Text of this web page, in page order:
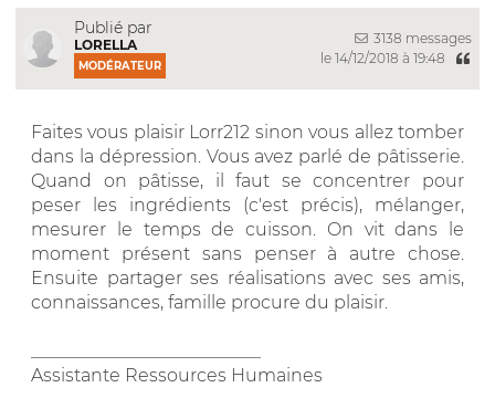
Publié par
LORELLA
MODÉRATEUR
3138 messages
le 14/12/2018 à 19:48
Faites vous plaisir Lorr212 sinon vous allez tomber
dans la dépression. Vous avez parlé de pâtisserie.
Quand on pâtisse, il faut se concentrer pour
peser les ingrédients (c'est précis), mélanger,
mesurer le temps de cuisson. On vit dans le
moment présent sans penser à autre chose.
Ensuite partager ses réalisations avec ses amis,
connaissances, famille procure du plaisir.
Assistante Ressources Humaines